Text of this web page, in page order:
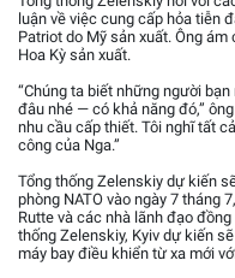
luận về việc cung cấp hỏa tiễn
Patriot do Mỹ sản xuất. Ông
Hoa Kỳ sản xuất.
“Chúng ta biết những người
đâu nhé — có khả năng đó,”
nhu cầu cấp thiết. Tôi nghĩ tất
công của Nga.”
Tổng thống Zelenskiy dự kiến
phòng NATO vào ngày 7 tháng
Rutte và các nhà lãnh đạo
thống Zelenskiy, Kyiv dự kiến
máy bay điều khiển từ xa mới